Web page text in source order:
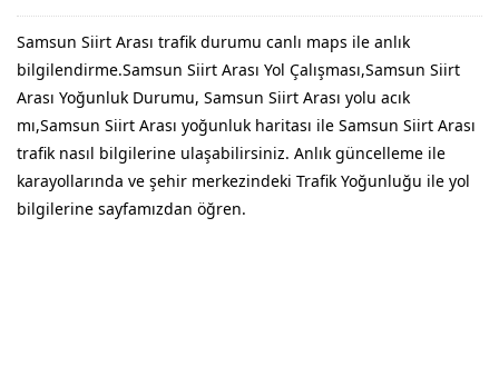
Samsun Siirt Arası trafik durumu canlı maps ile anlık
bilgilendirme.Samsun Siirt Arası Yol Çalışması,Samsun Siirt
Arası Yoğunluk Durumu, Samsun Siirt Arası yolu acık
mı,Samsun Siirt Arası yoğunluk haritası ile Samsun Siirt Arası
trafik nasıl bilgilerine ulaşabilirsiniz. Anlık güncelleme ile
karayollarında ve şehir merkezindeki Trafik Yoğunluğu ile yol
bilgilerine sayfamızdan öğren.